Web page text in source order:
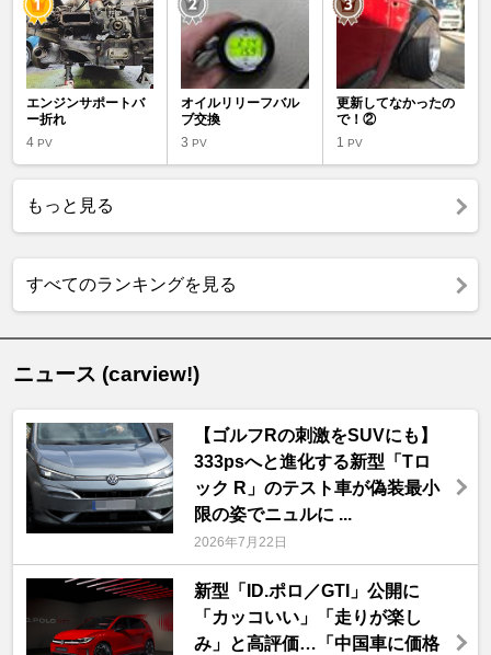
エンジンサポートバ
ー折れ
4 PV
オイルリリーフバル
ブ交換
3PV
更新してなかったの
で！②
1 PV
もっと見る
すべてのランキングを見る
ニュース (carview!)
【ゴルフRの刺激をSUVにも】
333psへと進化する新型「Tロ
ック R」のテスト車が偽装最小
限の姿でニュルに ...
2026年7月22日
新型「ID.ポロ／GTI」公開に
「カッコいい」「走りが楽し
み」と高評価…「中国車に価格